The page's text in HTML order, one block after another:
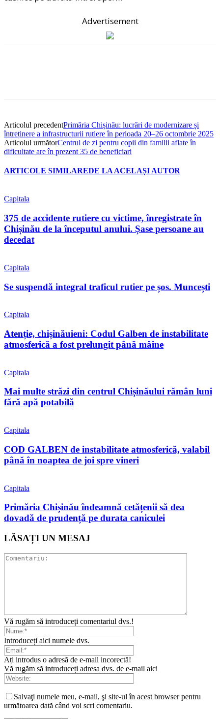
Advertisement
Articolul precedentPrimăria Chișinău: lucrări de modernizare și
întreținere a infrastructurii rutiere în perioada 20–26 octombrie 2025
Articolul următorCentrul de zi pentru copii din familii aflate în
dificultate are în prezent 35 de beneficiari
ARTICOLE SIMILAREDE LA ACELAȘI AUTOR
Capitala
375 de accidente rutiere cu victime, înregistrate în
Chișinău de la începutul anului. Șase persoane au
decedat
Capitala
Se suspendă integral traficul rutier pe șos. Muncești
Capitala
Atenție, chișinăuieni: Codul Galben de instabilitate
atmosferică a fost prelungit până mâine
Capitala
Mai multe străzi din centrul Chișinăului rămân luni
fără apă potabilă
Capitala
COD GALBEN de instabilitate atmosferică, valabil
până în noaptea de joi spre vineri
Capitala
Primăria Chișinău îndeamnă cetățenii să dea
dovadă de prudență pe durata caniculei
LĂSAȚI UN MESAJ
Vă rugăm să introduceți comentariul dvs.!
Introduceți aici numele dvs.
Ați introdus o adresă de e-mail incorectă!
Vă rugăm să introduceți adresa dvs. de e-mail aici
Salvaţi numele meu, e-mail, şi site-ul în acest browser pentru
următoarea dată când voi scri comentariu.